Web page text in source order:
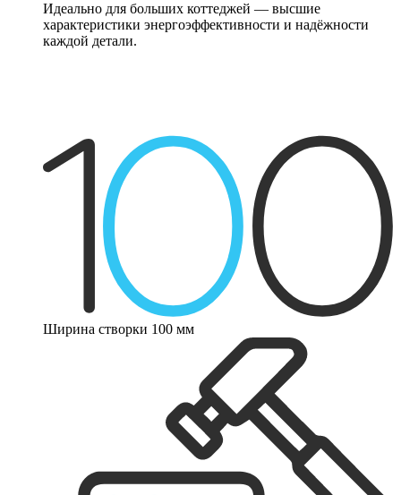
Идеально для больших коттеджей — высшие
характеристики энергоэффективности и надёжности
каждой детали.
Ширина створки 100 мм